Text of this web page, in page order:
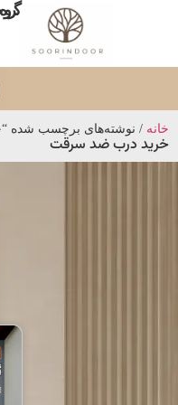
خانه / نوشته‌های برچسب شده
خرید درب ضد سرقت